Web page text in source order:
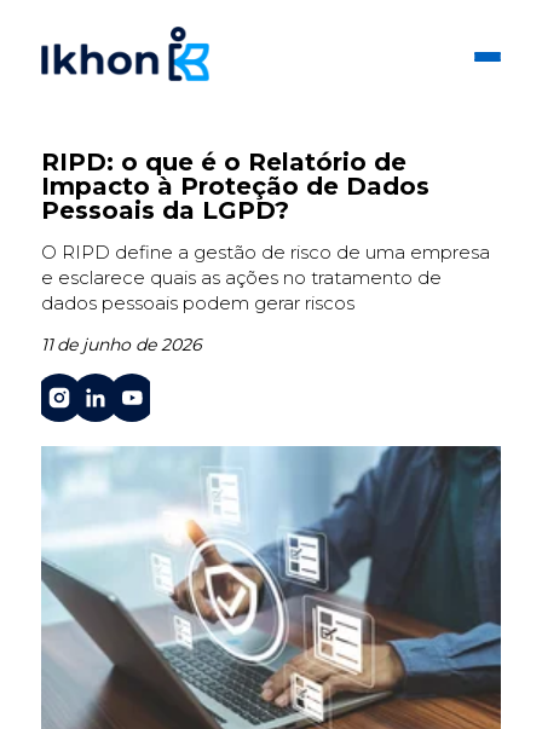
RIPD: o que é o Relatório de
Impacto à Proteção de Dados
Pessoais da LGPD?
O RIPD define a gestão de risco de uma empresa
e esclarece quais as ações no tratamento de
dados pessoais podem gerar riscos
11 de junho de 2026